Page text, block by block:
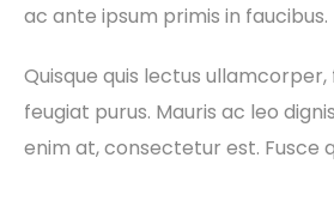
ac ante ipsum primis in faucibus.
Quisque quis lectus ullamcorper,
feugiat purus. Mauris ac leo
enim at, consectetur est. Fusce